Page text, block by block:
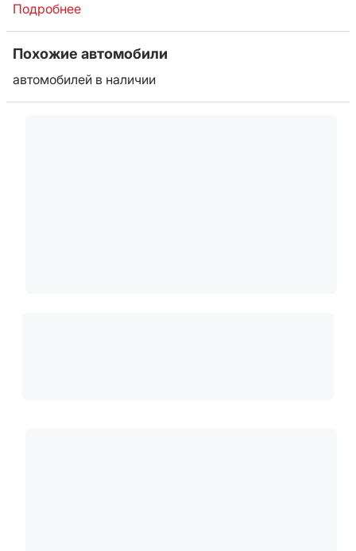
Подробнее
Похожие автомобили
автомобилей в наличии